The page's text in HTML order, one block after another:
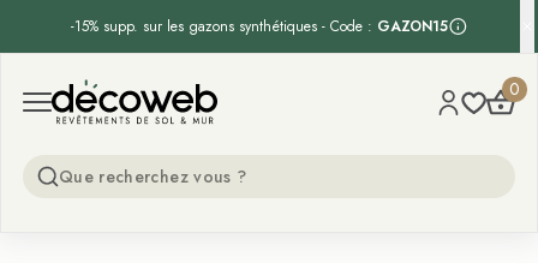
-15% supp. sur les gazons synthétiques - Code : GAZON15
Open menu
Decoweb 0